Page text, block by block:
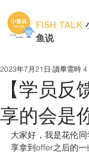
FISH TALK
鱼说
【学员
享的会是
2023年7月21日 讀畢需時 4
大家好，我是花伦
享拿到offer之后的一